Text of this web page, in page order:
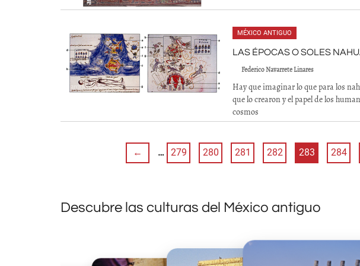
MÉXICO ANTIGUO
LAS ÉPOCAS O SOLES
Federico Navarrete Linares
Hay que imaginar lo que para los
que lo crearon y el papel de los
cosmos
← … 279 280 281 282 283 284
Descubre las culturas del México antiguo